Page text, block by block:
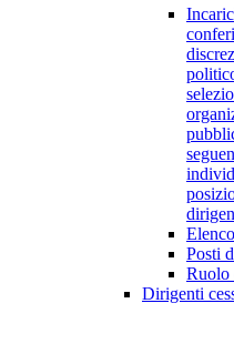
Posti
Ruolo
Dirigenti